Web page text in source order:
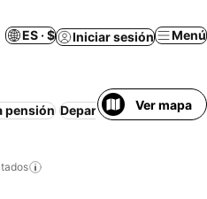
ES · $ Iniciar sesión Menú
pensión Departamento equipado
Ver mapa